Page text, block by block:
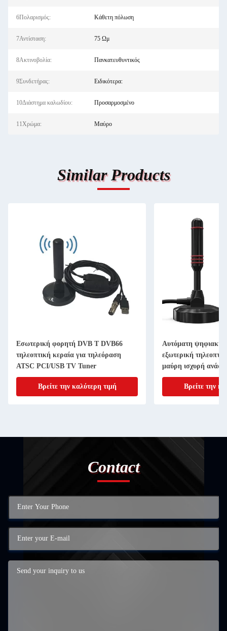
6Πολαρισμός: Κάθετη πόλωση
7Αντίσταση: 75 Ωμ
8Ακτινοβολία: Πανκατευθυντικός
9Συνδετήρας: Ειδικότερα:
10Διάστημα καλωδίου: Προσαρμοσμένο
11Χρώμα: Μαύρο
Similar Products
Εσωτερική φορητή DVB T DVB66
τηλεοπτική κεραία για τηλεόραση
ATSC PCI/USB TV Tuner
Βρείτε την καλύτερη τιμή
Αυτόματη ψηφιακή
εξωτερική
μαύρη ισχυρή ανάσα
Βρείτε την
Contact